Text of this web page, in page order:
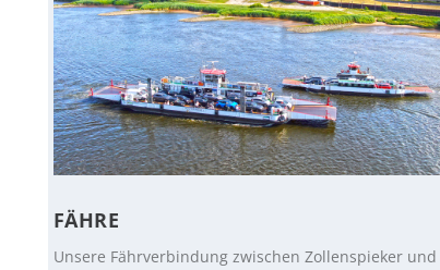
FÄHRE
Unsere Fährverbindung zwischen Zollenspieker und